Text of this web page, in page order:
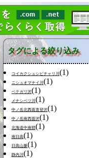
タグによる絞り込み
コイカクシュシビチャリ川 (1)
ニシュオマナイ川 (1)
ペテガリ沢(1)
メナシベツ川 (1)
中ノ岳北西面直登沢(1)
中ノ岳南西面沢(1)
北海道中南部(1)
南日高(1)
日高山脈(1)
静内川 (1)